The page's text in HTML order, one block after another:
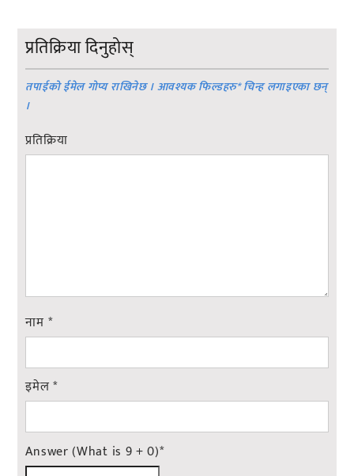
प्रतिक्रिया दिनुहोस्
तपाईको ईमेल गोप्य राखिनेछ । आवश्यक फिल्डहरु*चिन्ह लगाइएका छन्
।
प्रतिक्रिया
नाम *
इमेल*
Answer (What is 9 + 0)*